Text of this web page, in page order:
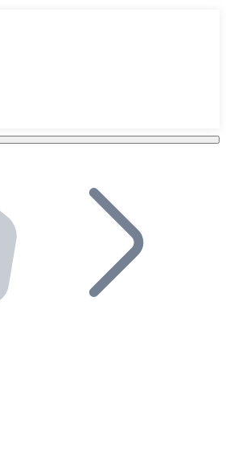
en tu plataforma.
Bitnovo en tu negocio y permite que
en tu ecosistema.
de distribuidores.
a nuestro ecosistema.